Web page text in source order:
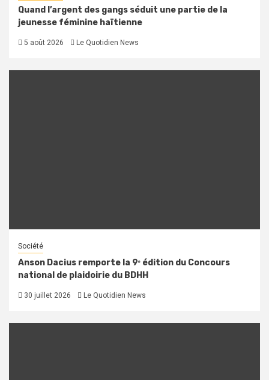
Quand l’argent des gangs séduit une partie de la
jeunesse féminine haïtienne
5 août 2026 Le Quotidien News
Société
Anson Dacius remporte la 9ᵉ édition du Concours
national de plaidoirie du BDHH
30 juillet 2026 Le Quotidien News